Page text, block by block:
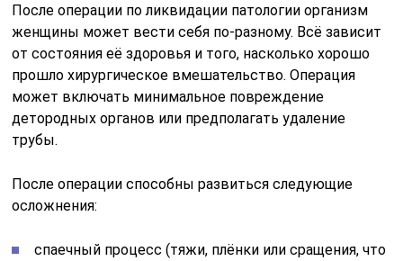
После операции по ликвидации патологии организм
женщины может вести себя по-разному. Всё зависит
от состояния её здоровья и того, насколько хорошо
прошло хирургическое вмешательство. Операция
может включать минимальное повреждение
детородных органов или предполагать удаление
трубы.
После операции способны развиться следующие
осложнения:
спаечный процесс (тяжи, плёнки или сращения, что